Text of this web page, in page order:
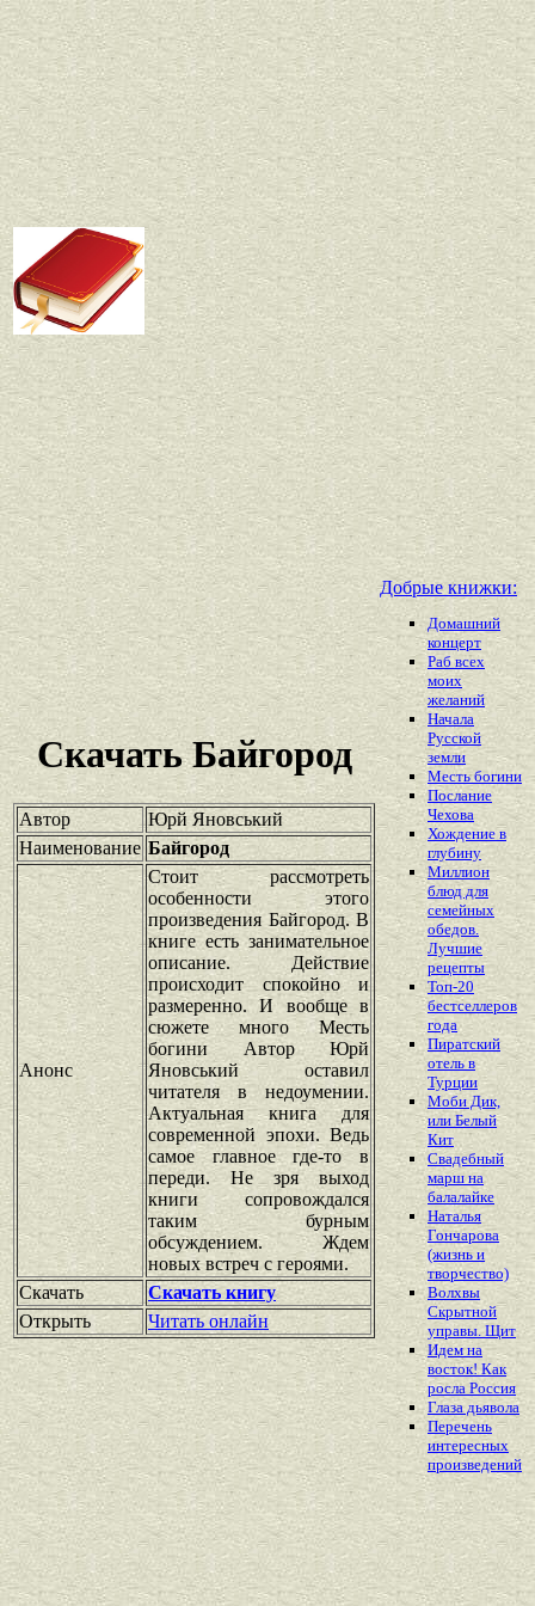
Скачать Байгород
Автор
Юрй Яновський
Наименование Байгород
Анонс
Стоит рассмотреть
особенности этого
произведения Байгород. В
книге есть занимательное
описание. Действие
происходит спокойно и
размеренно. И вообще в
сюжете много Месть
богини Автор Юрй
Яновський оставил
читателя в недоумении.
Актуальная книга для
современной эпохи. Ведь
самое главное где-то в
переди. Не зря выход
книги сопровождался
таким бурным
обсуждением. Ждем
новых встреч с героями.
Скачать
Скачать книгу
Открыть
Читать онлайн
Добрые книжки:
Домашний
концерт
Раб всех
моих
желаний
Начала
Русской
земли
Месть богини
Послание
Чехова
Хождение в
глубину
Миллион
блюд для
семейных
обедов.
Лучшие
рецепты
Топ-20
бестселлеров
года
Пиратский
отель в
Турции
Моби Дик,
или Белый
Кит
Свадебный
марш на
балалайке
Наталья
Гончарова
(жизнь и
творчество)
Волхвы
Скрытной
управы. Щит
Идем на
восток! Как
росла Россия
Глаза дьявола
Перечень
интересных
произведений